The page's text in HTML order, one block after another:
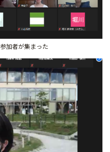
加者が集まった